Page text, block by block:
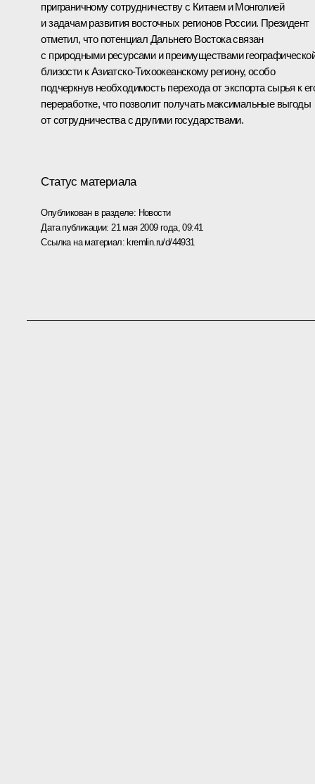
приграничному сотрудничеству с Китаем и Монголией
и задачам развития восточных регионов России. Президент
отметил, что потенциал Дальнего Востока связан
с природными ресурсами и преимуществами
близости к Азиатско-Тихоокеанскому региону, особо
подчеркнув необходимость перехода от экспорта сырья к
переработке, что позволит получать максимальные выгоды
от сотрудничества с другими государствами.
Статус материала
Опубликован в разделе: Новости
Дата публикации: 21 мая 2009 года, 09:41
Ссылка на материал:kremlin.ru/d/44931